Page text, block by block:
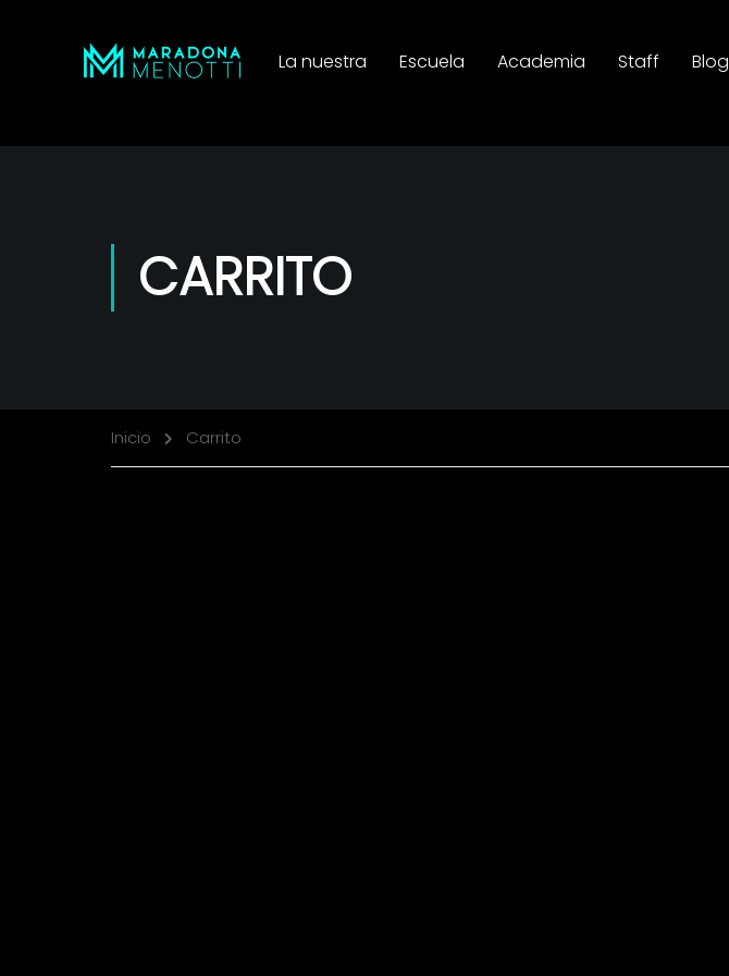
La nuestra Escuela Academia Staff Blog
CARRITO
Inicio Carrito